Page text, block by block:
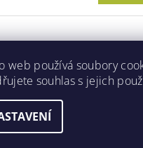
Kód:
web používá soubory
souhlas s jejich